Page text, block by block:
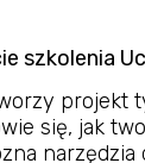
szkolenia
projekt
się, jak